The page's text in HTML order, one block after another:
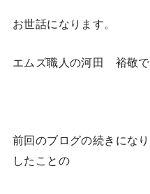
お世話になります。
エムズ職人の河田 裕敬で
前回のブログの続きにな
したことの